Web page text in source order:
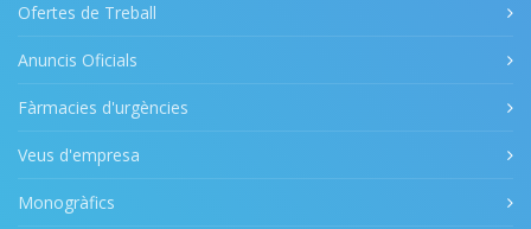
Ofertes de Treball
Anuncis Oficials
Fàrmacies d'urgències
Veus d'empresa
Monogràfics